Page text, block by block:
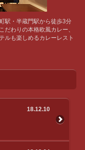
駅・半蔵門駅から徒歩3分
だわりの本格欧風カレー、
ルも楽しめるカレーレスト
18.12.10